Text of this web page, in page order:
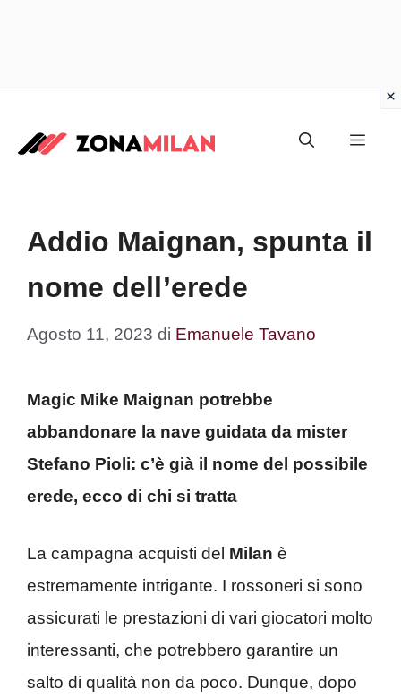
Addio Maignan, spunta il
nome dell’erede
Agosto 11, 2023 di Emanuele Tavano
Magic Mike Maignan potrebbe
abbandonare la nave guidata da mister
Stefano Pioli: c’è già il nome del possibile
erede, ecco di chi si tratta
La campagna acquisti del Milan è
estremamente intrigante. I rossoneri si sono
assicurati le prestazioni di vari giocatori molto
interessanti, che potrebbero garantire un
salto di qualità non da poco. Dunque, dopo